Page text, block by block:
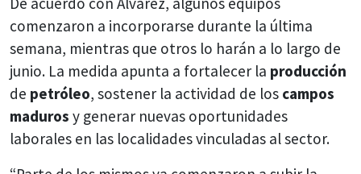
comenzaron a incorporarse durante la última
semana, mientras que otros lo harán a lo largo de
junio. La medida apunta a fortalecer la producción
de petróleo, sostener la actividad de los campos
maduros y generar nuevas oportunidades
laborales en las localidades vinculadas al sector.